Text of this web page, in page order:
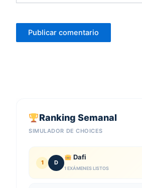
Ranking Semanal
SIMULADOR DE CHOICES
1 D
Dafi
1 EXÁMENES LISTOS